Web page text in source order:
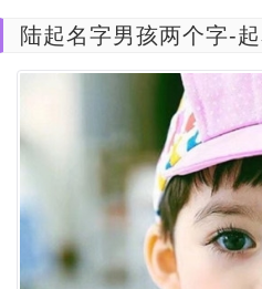
陆起名字男孩两个字-